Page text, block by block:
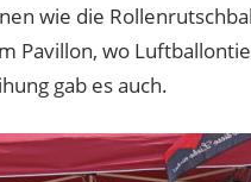
wie die
Pavillon, wo
gab es auch.